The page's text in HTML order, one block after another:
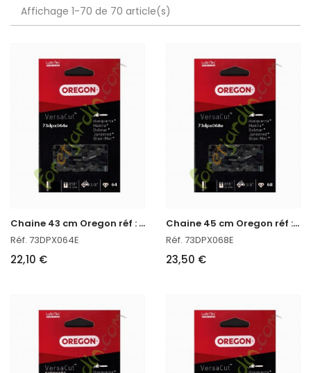
Affichage 1-70 de 70 article(s)
C
haine 43 cm Oregon réf : 73DPX064E
Réf. 73DPX064E
22,10 €
C
haine 45 cm Oregon réf : 73DPX068E
Réf. 73DPX068E
23,50 €